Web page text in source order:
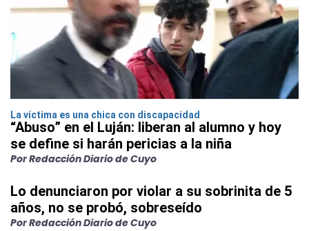
La víctima es una chica con discapacidad
“Abuso” en el Luján: liberan al alumno y hoy
se define si harán pericias a la niña
Por Redacción Diario de Cuyo
Lo denunciaron por violar a su sobrinita de 5
años, no se probó, sobreseído
Por Redacción Diario de Cuyo